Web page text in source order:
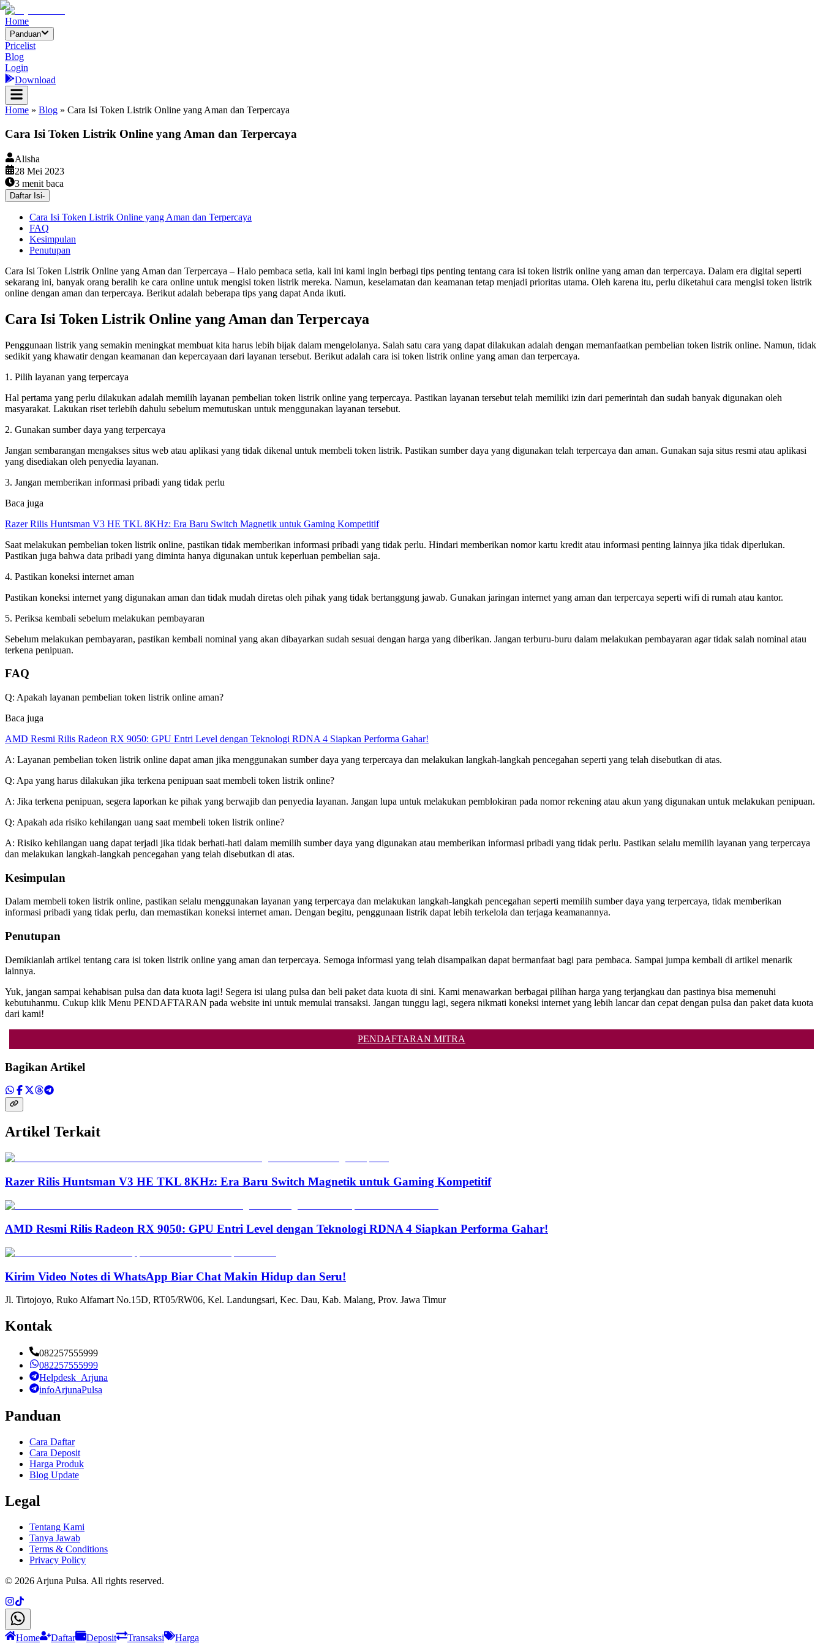
Home
Panduan
Pricelist
Blog
Login
Download
Home » Blog » Cara Isi Token Listrik Online yang Aman dan Terpercaya
Cara Isi Token Listrik Online yang Aman dan Terpercaya
Alisha
28 Mei 2023
3 menit baca
Daftar Isi-
Cara Isi Token Listrik Online yang Aman dan Terpercaya
FAQ
Kesimpulan
Penutupan
Cara Isi Token Listrik Online yang Aman dan Terpercaya – Halo pembaca setia, kali ini kami ingin berbagi tips penting tentang cara isi token listrik online yang aman dan terpercaya. Dalam era digital seperti
sekarang ini, banyak orang beralih ke cara online untuk mengisi token listrik mereka. Namun, keselamatan dan keamanan tetap menjadi prioritas utama. Oleh karena itu, perlu diketahui cara mengisi token listrik
online dengan aman dan terpercaya. Berikut adalah beberapa tips yang dapat Anda ikuti.
Cara Isi Token Listrik Online yang Aman dan Terpercaya
Penggunaan listrik yang semakin meningkat membuat kita harus lebih bijak dalam mengelolanya. Salah satu cara yang dapat dilakukan adalah dengan memanfaatkan pembelian token listrik online. Namun, tidak
sedikit yang khawatir dengan keamanan dan kepercayaan dari layanan tersebut. Berikut adalah cara isi token listrik online yang aman dan terpercaya.
1. Pilih layanan yang terpercaya
Hal pertama yang perlu dilakukan adalah memilih layanan pembelian token listrik online yang terpercaya. Pastikan layanan tersebut telah memiliki izin dari pemerintah dan sudah banyak digunakan oleh
masyarakat. Lakukan riset terlebih dahulu sebelum memutuskan untuk menggunakan layanan tersebut.
2. Gunakan sumber daya yang terpercaya
Jangan sembarangan mengakses situs web atau aplikasi yang tidak dikenal untuk membeli token listrik. Pastikan sumber daya yang digunakan telah terpercaya dan aman. Gunakan saja situs resmi atau aplikasi
yang disediakan oleh penyedia layanan.
3. Jangan memberikan informasi pribadi yang tidak perlu
Baca juga
Razer Rilis Huntsman V3 HE TKL 8KHz: Era Baru Switch Magnetik untuk Gaming Kompetitif
Saat melakukan pembelian token listrik online, pastikan tidak memberikan informasi pribadi yang tidak perlu. Hindari memberikan nomor kartu kredit atau informasi penting lainnya jika tidak diperlukan.
Pastikan juga bahwa data pribadi yang diminta hanya digunakan untuk keperluan pembelian saja.
4. Pastikan koneksi internet aman
Pastikan koneksi internet yang digunakan aman dan tidak mudah diretas oleh pihak yang tidak bertanggung jawab. Gunakan jaringan internet yang aman dan terpercaya seperti wifi di rumah atau kantor.
5. Periksa kembali sebelum melakukan pembayaran
Sebelum melakukan pembayaran, pastikan kembali nominal yang akan dibayarkan sudah sesuai dengan harga yang diberikan. Jangan terburu-buru dalam melakukan pembayaran agar tidak salah nominal atau
terkena penipuan.
FAQ
Q: Apakah layanan pembelian token listrik online aman?
Baca juga
AMD Resmi Rilis Radeon RX 9050: GPU Entri Level dengan Teknologi RDNA 4 Siapkan Performa Gahar!
A: Layanan pembelian token listrik online dapat aman jika menggunakan sumber daya yang terpercaya dan melakukan langkah-langkah pencegahan seperti yang telah disebutkan di atas.
Q: Apa yang harus dilakukan jika terkena penipuan saat membeli token listrik online?
A: Jika terkena penipuan, segera laporkan ke pihak yang berwajib dan penyedia layanan. Jangan lupa untuk melakukan pemblokiran pada nomor rekening atau akun yang digunakan untuk melakukan penipuan.
Q: Apakah ada risiko kehilangan uang saat membeli token listrik online?
A: Risiko kehilangan uang dapat terjadi jika tidak berhati-hati dalam memilih sumber daya yang digunakan atau memberikan informasi pribadi yang tidak perlu. Pastikan selalu memilih layanan yang terpercaya
dan melakukan langkah-langkah pencegahan yang telah disebutkan di atas.
Kesimpulan
Dalam membeli token listrik online, pastikan selalu menggunakan layanan yang terpercaya dan melakukan langkah-langkah pencegahan seperti memilih sumber daya yang terpercaya, tidak memberikan
informasi pribadi yang tidak perlu, dan memastikan koneksi internet aman. Dengan begitu, penggunaan listrik dapat lebih terkelola dan terjaga keamanannya.
Penutupan
Demikianlah artikel tentang cara isi token listrik online yang aman dan terpercaya. Semoga informasi yang telah disampaikan dapat bermanfaat bagi para pembaca. Sampai jumpa kembali di artikel menarik
lainnya.
Yuk, jangan sampai kehabisan pulsa dan data kuota lagi! Segera isi ulang pulsa dan beli paket data kuota di sini. Kami menawarkan berbagai pilihan harga yang terjangkau dan pastinya bisa memenuhi
kebutuhanmu. Cukup klik Menu PENDAFTARAN pada website ini untuk memulai transaksi. Jangan tunggu lagi, segera nikmati koneksi internet yang lebih lancar dan cepat dengan pulsa dan paket data kuota
dari kami!
PENDAFTARAN MITRA
Bagikan Artikel
Artikel Terkait
Razer Rilis Huntsman V3 HE TKL 8KHz: Era Baru Switch Magnetik untuk Gaming Kompetitif
AMD Resmi Rilis Radeon RX 9050: GPU Entri Level dengan Teknologi RDNA 4 Siapkan Performa Gahar!
Kirim Video Notes di WhatsApp Biar Chat Makin Hidup dan Seru!
Jl. Tirtojoyo, Ruko Alfamart No.15D, RT05/RW06, Kel. Landungsari, Kec. Dau, Kab. Malang, Prov. Jawa Timur
Kontak
082257555999
082257555999
Helpdesk_Arjuna
infoArjunaPulsa
Panduan
Cara Daftar
Cara Deposit
Harga Produk
Blog Update
Legal
Tentang Kami
Tanya Jawab
Terms & Conditions
Privacy Policy
© 2026 Arjuna Pulsa. All rights reserved.
Home Daftar Deposit Transaksi Harga